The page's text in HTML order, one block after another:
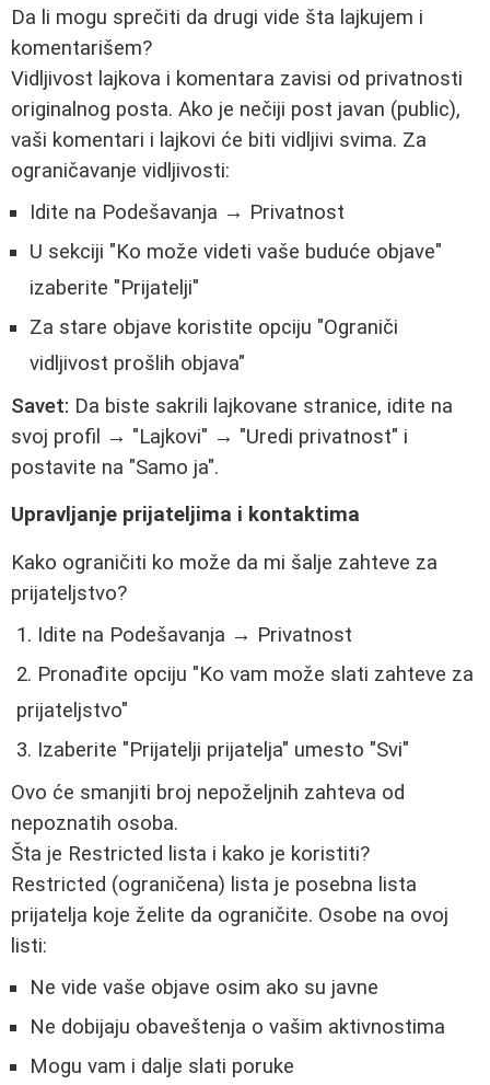
Da li mogu sprečiti da drugi vide šta lajkujem i
komentarišem?
Vidljivost lajkova i komentara zavisi od privatnosti
originalnog posta. Ako je nečiji post javan (public),
vaši komentari i lajkovi će biti vidljivi svima. Za
ograničavanje vidljivosti:
Idite na Podešavanja → Privatnost
U sekciji "Ko može videti vaše buduće objave"
izaberite "Prijatelji"
Za stare objave koristite opciju "Ograniči
vidljivost prošlih objava"
Savet: Da biste sakrili lajkovane stranice, idite na
svoj profil → "Lajkovi" → "Uredi privatnost" i
postavite na "Samo ja".
Upravljanje prijateljima i kontaktima
Kako ograničiti ko može da mi šalje zahteve za
prijateljstvo?
Idite na Podešavanja → Privatnost
Pronađite opciju "Ko vam može slati zahteve za
prijateljstvo"
Izaberite "Prijatelji prijatelja" umesto "Svi"
Ovo će smanjiti broj nepoželjnih zahteva od
nepoznatih osoba.
Šta je Restricted lista i kako je koristiti?
Restricted (ograničena) lista je posebna lista
prijatelja koje želite da ograničite. Osobe na ovoj
listi:
Ne vide vaše objave osim ako su javne
Ne dobijaju obaveštenja o vašim aktivnostima
Mogu vam i dalje slati poruke